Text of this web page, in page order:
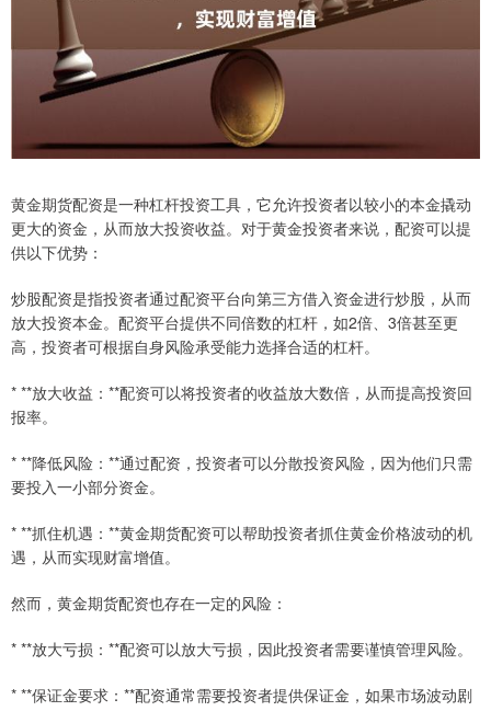
黄金期货配资是一种杠杆投资工具，它允许投资者以较小的本金撬动
更大的资金，从而放大投资收益。对于黄金投资者来说，配资可以提
供以下优势：
炒股配资是指投资者通过配资平台向第三方借入资金进行炒股，从而
放大投资本金。配资平台提供不同倍数的杠杆，如2倍、3倍甚至更
高，投资者可根据自身风险承受能力选择合适的杠杆。
* **放大收益：**配资可以将投资者的收益放大数倍，从而提高投资回
报率。
* **降低风险：**通过配资，投资者可以分散投资风险，因为他们只需
要投入一小部分资金。
* **抓住机遇：**黄金期货配资可以帮助投资者抓住黄金价格波动的机
遇，从而实现财富增值。
然而，黄金期货配资也存在一定的风险：
* **放大亏损：**配资可以放大亏损，因此投资者需要谨慎管理风险。
* **保证金要求：**配资通常需要投资者提供保证金，如果市场波动剧